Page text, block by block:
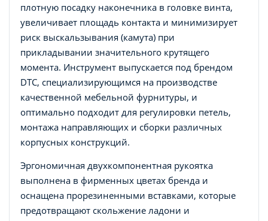
плотную посадку наконечника в головке винта,
увеличивает площадь контакта и минимизирует
риск выскальзывания (камута) при
прикладывании значительного крутящего
момента. Инструмент выпускается под брендом
DTC, специализирующимся на производстве
качественной мебельной фурнитуры, и
оптимально подходит для регулировки петель,
монтажа направляющих и сборки различных
корпусных конструкций.
Эргономичная двухкомпонентная рукоятка
выполнена в фирменных цветах бренда и
оснащена прорезиненными вставками, которые
предотвращают скольжение ладони и